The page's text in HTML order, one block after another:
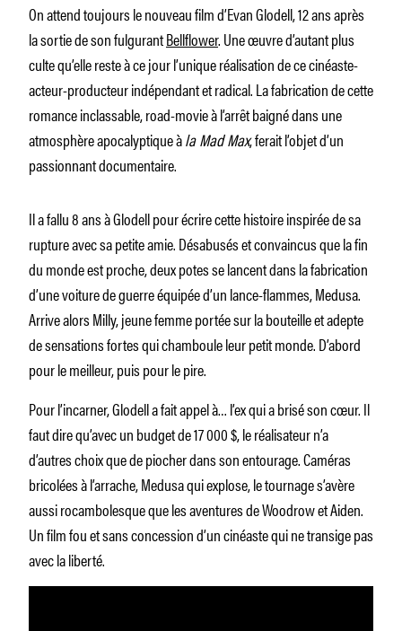
On attend toujours le nouveau film d’Evan Glodell, 12 ans après
la sortie de son fulgurantBellflower. Une œuvre d’autant plus
culte qu’elle reste à ce jour l’unique réalisation de ce cinéaste-
acteur-producteur indépendant et radical. La fabrication de cette
romance inclassable, road-movie à l’arrêt baigné dans une
atmosphère apocalyptique àla Mad Max, ferait l’objet d’un
passionnant documentaire.
Il a fallu 8 ans à Glodell pour écrire cette histoire inspirée de sa
rupture avec sa petite amie. Désabusés et convaincus que la fin
du monde est proche, deux potes se lancent dans la fabrication
d’une voiture de guerre équipée d’un lance-flammes, Medusa.
Arrive alors Milly, jeune femme portée sur la bouteille et adepte
de sensations fortes qui chamboule leur petit monde. D’abord
pour le meilleur, puis pour le pire.
Pour l’incarner, Glodell a fait appel à… l’ex qui a brisé son cœur. Il
faut dire qu’avec un budget de 17 000 $, le réalisateur n’a
d’autres choix que de piocher dans son entourage. Caméras
bricolées à l’arrache, Medusa qui explose, le tournage s’avère
aussi rocambolesque que les aventures de Woodrow et Aiden.
Un film fou et sans concession d’un cinéaste qui ne transige pas
avec la liberté.